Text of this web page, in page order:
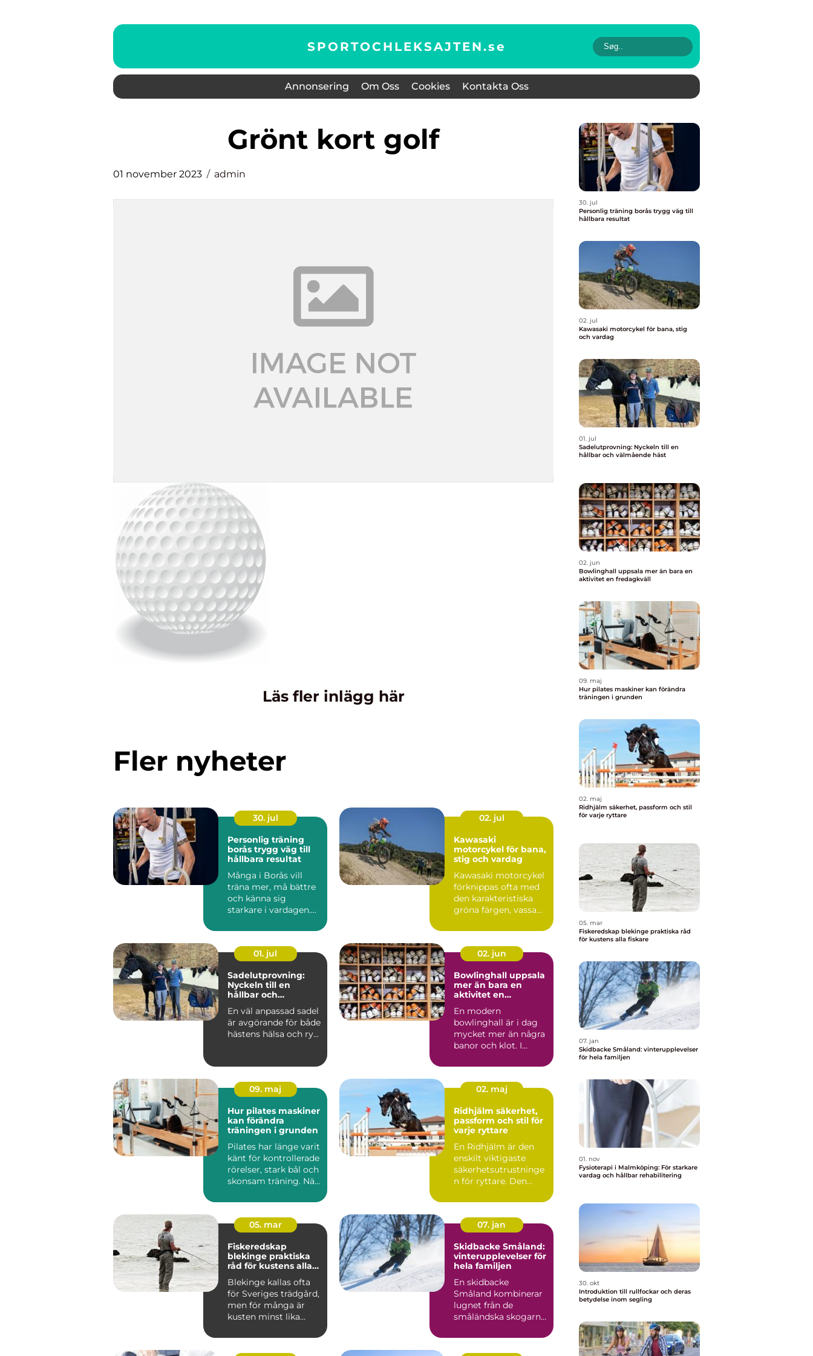
SPORTOCHLEKSAJTEN.se
Annonsering Om Oss Cookies Kontakta Oss
grönt kort golf
01 november 2023 admin
Läs fler inlägg här
Fler nyheter
30. jul
Personlig träning
borås trygg väg till
hållbara resultat
Många i Borås vill
träna mer, må bättre
och känna sig
starkare i vardagen.
efter...
02. jul
Kawasaki
motorcykel för bana,
stig och vardag
Kawasaki motorcykel
förknippas ofta med
den karakteristiska
gröna färgen, vassa
01. jul
Sadelutprovning:
Nyckeln till en
hållbar och
En väl anpassad sadel
är avgörande för både
hästens hälsa och ry...
02. jun
Bowlinghall uppsala
mer än bara en
aktivitet en
En modern
bowlinghall är i dag
mycket mer än några
banor och klot. I
utvecklats ...
09. maj
Hur pilates maskiner
kan förändra
träningen i grunden
Pilates har länge varit
känt för kontrollerade
rörelser, stark bål och
skonsam träning. När
02. maj
Ridhjälm säkerhet,
passform och stil för
varje ryttare
En Ridhjälm är den
enskilt viktigaste
säkerhetsutrustninge
n för ryttare. Den
fal...
05. mar
Fiskeredskap
blekinge praktiska
råd för kustens alla
Blekinge kallas ofta
för Sveriges trädgård,
men för många är
kusten minst lika
m...
07. jan
Skidbacke Småland:
vinterupplevelser för
hela familjen
En skidbacke
Småland kombinerar
lugnet från de
småländska skogarna
30. jul
Personlig träning borås trygg väg till
hållbara resultat
02. jul
Kawasaki motorcykel för bana, stig
och vardag
01. jul
Sadelutprovning: Nyckeln till en
hållbar och välmående häst
02. jun
Bowlinghall uppsala mer än bara en
aktivitet en fredagkväll
09. maj
Hur pilates maskiner kan förändra
träningen i grunden
02. maj
Ridhjälm säkerhet, passform och stil
för varje ryttare
05. mar
Fiskeredskap blekinge praktiska råd
för kustens alla fiskare
07. jan
Skidbacke Småland: vinterupplevelser
för hela familjen
01. nov
Fysioterapi i Malmköping: För starkare
vardag och hållbar rehabilitering
30. okt
Introduktion till rullfockar och deras
betydelse inom segling